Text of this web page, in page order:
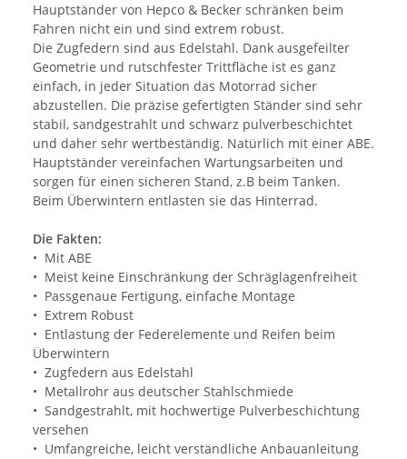
Hauptständer von Hepco & Becker schränken beim
Fahren nicht ein und sind extrem robust.
Die Zugfedern sind aus Edelstahl. Dank ausgefeilter
Geometrie und rutschfester Trittfläche ist es ganz
einfach, in jeder Situation das Motorrad sicher
abzustellen. Die präzise gefertigten Ständer sind sehr
stabil, sandgestrahlt und schwarz pulverbeschichtet
und daher sehr wertbeständig. Natürlich mit einer ABE.
Hauptständer vereinfachen Wartungsarbeiten und
sorgen für einen sicheren Stand, z.B beim Tanken.
Beim Überwintern entlasten sie das Hinterrad.
Die Fakten:
• Mit ABE
• Meist keine Einschränkung der Schräglagenfreiheit
• Passgenaue Fertigung, einfache Montage
• Extrem Robust
• Entlastung der Federelemente und Reifen beim
Überwintern
• Zugfedern aus Edelstahl
• Metallrohr aus deutscher Stahlschmiede
• Sandgestrahlt, mit hochwertige Pulverbeschichtung
versehen
• Umfangreiche, leicht verständliche Anbauanleitung